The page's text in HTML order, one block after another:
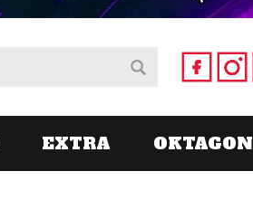
EXTRA OKTAGON